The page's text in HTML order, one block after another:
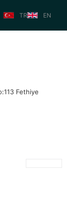
TR EN
Fethiye